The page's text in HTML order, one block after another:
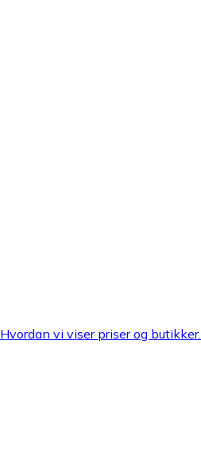
Hvordan vi viser priser og butikker.